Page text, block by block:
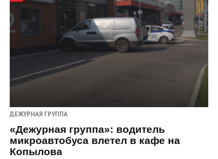
ДЕЖУРНАЯ ГРУППА
«Дежурная группа»: водитель
микроавтобуса влетел в кафе на
Копылова